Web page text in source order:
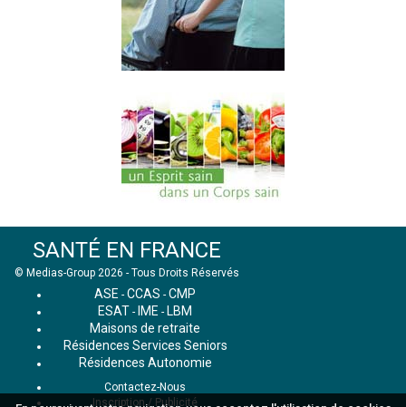
SANTÉ EN FRANCE
© Medias-Group 2026 - Tous Droits Réservés
ASE - CCAS - CMP
ESAT - IME - LBM
Maisons de retraite
Résidences Services Seniors
Résidences Autonomie
Contactez-Nous
Inscription / Publicité